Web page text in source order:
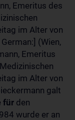
Emeritus des
im Alter von
(Wien,
Emeritus
im Alter von
galt
für den
wurde er an